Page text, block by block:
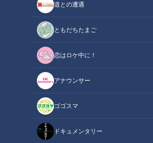
道との遭遇
ともだちたまご
恋はロケ中に！
アナウンサー
ゴゴスマ
ドキュメンタリー
ニュースや新聞だけでなく、街中や様々
につくことが増えてきた「SDGs」。
4月にも「SDGs WEEK」として、生活の
いてお伝えしてきました。
11月のWEEK企画は「家族で考えるSDGs
でわかりやすく学べる、暮らしの中にふれ
について特集していきます。
11月2日放送の『チャント！』では、